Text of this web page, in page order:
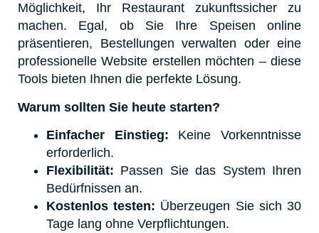
Möglichkeit, Ihr Restaurant zukunftssicher zu
machen. Egal, ob Sie Ihre Speisen online
präsentieren, Bestellungen verwalten oder eine
professionelle Website erstellen möchten – diese
Tools bieten Ihnen die perfekte Lösung.
Warum sollten Sie heute starten?
Einfacher Einstieg: Keine Vorkenntnisse
erforderlich.
Flexibilität: Passen Sie das System Ihren
Bedürfnissen an.
Kostenlos testen: Überzeugen Sie sich 30
Tage lang ohne Verpflichtungen.